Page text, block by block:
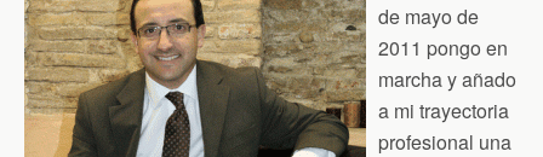
de mayo de
2011 pongo en
marcha y añado
a mi trayectoria
profesional una